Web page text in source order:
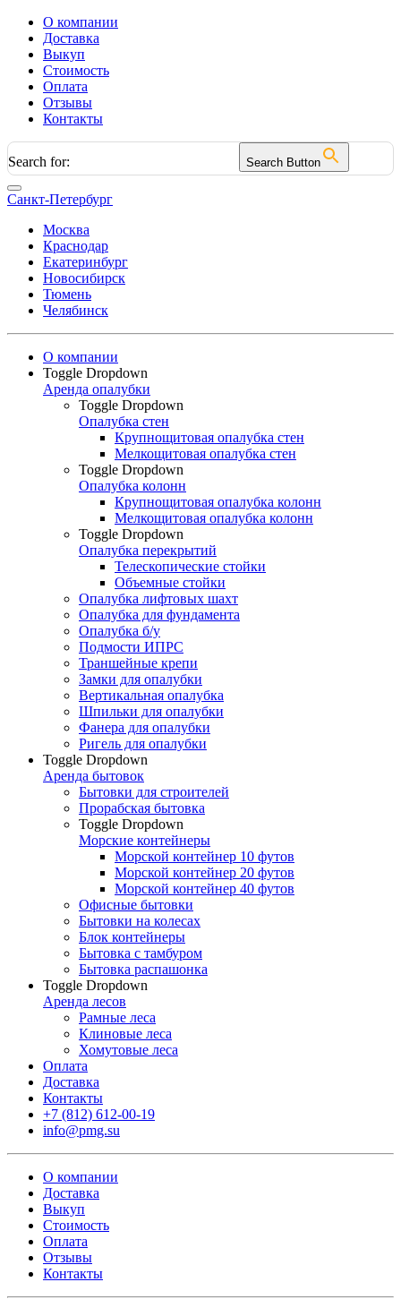
О компании
Доставка
Выкуп
Стоимость
Оплата
Отзывы
Контакты
Search for: Search Button
Санкт-Петербург
Москва
Краснодар
Екатеринбург
Новосибирск
Тюмень
Челябинск
О компании
Toggle Dropdown
Аренда опалубки
Toggle Dropdown
Опалубка стен
Крупнощитовая опалубка стен
Мелкощитовая опалубка стен
Toggle Dropdown
Опалубка колонн
Крупнощитовая опалубка колонн
Мелкощитовая опалубка колонн
Toggle Dropdown
Опалубка перекрытий
Телескопические стойки
Объемные стойки
Опалубка лифтовых шахт
Опалубка для фундамента
Опалубка б/у
Подмости ИПРС
Траншейные крепи
Замки для опалубки
Вертикальная опалубка
Шпильки для опалубки
Фанера для опалубки
Ригель для опалубки
Toggle Dropdown
Аренда бытовок
Бытовки для строителей
Прорабская бытовка
Toggle Dropdown
Морские контейнеры
Морской контейнер 10 футов
Морской контейнер 20 футов
Морской контейнер 40 футов
Офисные бытовки
Бытовки на колесах
Блок контейнеры
Бытовка с тамбуром
Бытовка распашонка
Toggle Dropdown
Аренда лесов
Рамные леса
Клиновые леса
Хомутовые леса
Оплата
Доставка
Контакты
+7 (812) 612-00-19
info@pmg.su
О компании
Доставка
Выкуп
Стоимость
Оплата
Отзывы
Контакты